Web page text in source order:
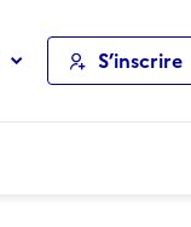
S’inscrire